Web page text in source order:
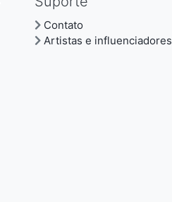
Contato
Artistas e influenciadores